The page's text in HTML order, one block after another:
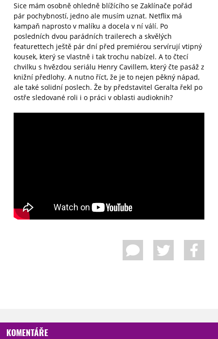
Sice mám osobně ohledně blížícího se Zaklínače pořád
pár pochybností, jedno ale musím uznat. Netflix má
kampaň naprosto v malíku a docela v ní válí. Po
posledních dvou parádních trailerech a skvělých
featurettech ještě pár dní před premiérou servírují vtipný
kousek, který se vlastně i tak trochu nabízel. A to čtecí
chvilku s hvězdou seriálu Henry Cavillem, který čte pasáž z
knižní předlohy. A nutno říct, že je to nejen pěkný nápad,
ale také solidní poslech. Že by představitel Geralta řekl po
ostře sledované roli i o práci v oblasti audioknih?
KOMENTÁŘE